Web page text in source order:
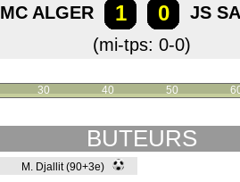
MC ALGER 1 0
JS
(mi-tps: 0-0)
30 40 50
BUTEURS
M. Djallit (90+3e)